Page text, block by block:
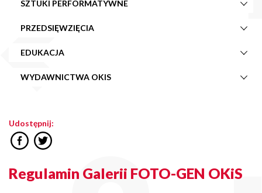
SZTUKI PERFORMATYWNE
PRZEDSIĘWZIĘCIA
EDUKACJA
WYDAWNICTWA OKIS
Udostępnij:
Regulamin Galerii FOTO-GEN OKiS